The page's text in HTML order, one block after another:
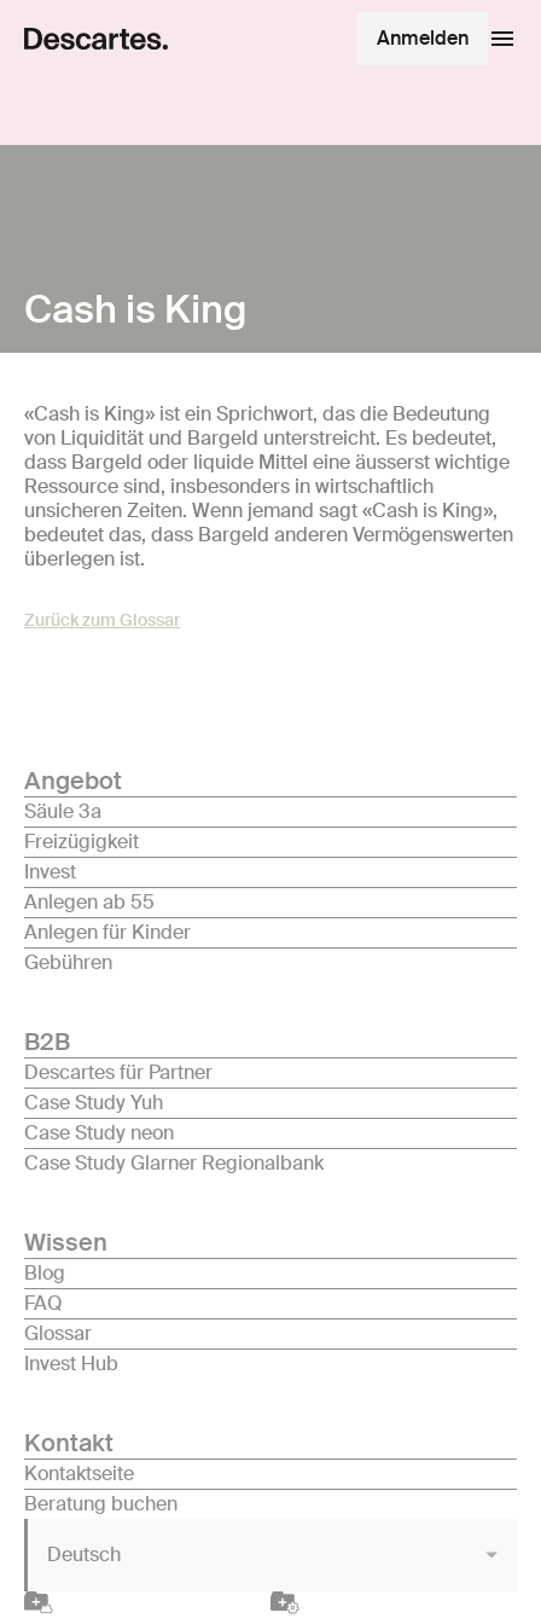
Anmelden
Cash is King
«Cash is King» ist ein Sprichwort, das die Bedeutung
von Liquidität und Bargeld unterstreicht. Es bedeutet,
dass Bargeld oder liquide Mittel eine äusserst wichtige
Ressource sind, insbesonders in wirtschaftlich
unsicheren Zeiten. Wenn jemand sagt «Cash is King»,
bedeutet das, dass Bargeld anderen Vermögenswerten
überlegen ist.
Zurück zum Glossar
Angebot
Säule 3a
Freizügigkeit
Invest
Anlegen ab 55
Anlegen für Kinder
Gebühren
B2B
Descartes für Partner
Case Study Yuh
Case Study neon
Case Study Glarner Regionalbank
Wissen
Blog
FAQ
Glossar
Invest Hub
Kontakt
Kontaktseite
Beratung buchen
Deutsch